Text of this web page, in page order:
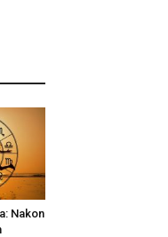
Nakon